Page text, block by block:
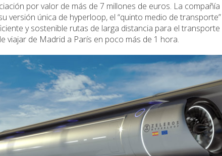
por valor de más de 7 millones de euros. La compañía
versión única de hyperloop, el “quinto medio de transporte”
y sostenible rutas de larga distancia para el transporte
viajar de Madrid a París en poco más de 1 hora.